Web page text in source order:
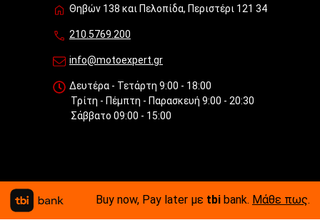
Θηβών 138 και Πελοπίδα, Περιστέρι 121 34
210.5769.200
info@motoexpert.gr
Δευτέρα - Τετάρτη 9:00 - 18:00
Τρίτη - Πέμπτη - Παρασκευή 9:00 - 20:30
Σάββατο 09:00 - 15:00
Buy now, Pay later με tbi bank. Μάθε πως.